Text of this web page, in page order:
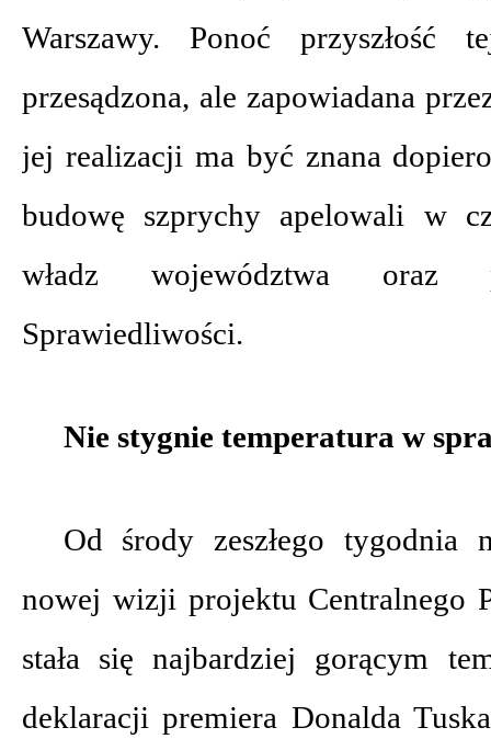
Warszawy. Ponoć
przesądzona, ale zapowiadana
jej realizacji ma być znana
budowę szprychy apelowali w
władz województwa oraz
Sprawiedliwości.
Nie stygnie temperatura w
Od środy zeszłego tygodnia
nowej wizji projektu Centralnego
stała się najbardziej gorącym
deklaracji premiera Donalda